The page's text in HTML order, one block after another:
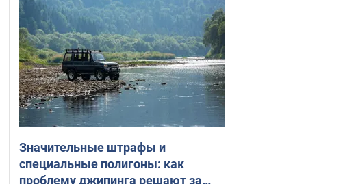
Значительные штрафы и
специальные полигоны: как
проблему джипинга решают за